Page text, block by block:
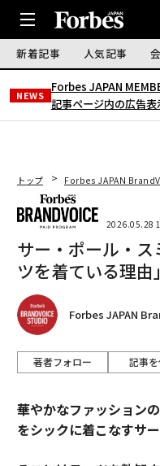
新着記事 人気記事
NEWS
Forbes JAPAN
記事ページ内の広告
トップ Forbes JAPAN
2026.05.28
サー・ポール・
ツを着ている理由」
Forbes JAPAN
著者フォロー 記事
華やかなファッション
をシックに着こなすサ